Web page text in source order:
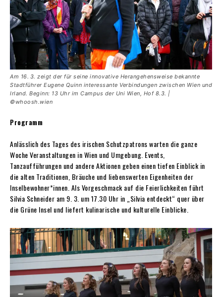
Am 16. 3. zeigt der für seine innovative Heran­gehensweise bekannte
Stadtführer Eugene Quinn interessante Verbindungen zwischen Wien und
Irland. Beginn: 13 Uhr im Campus der Uni Wien, Hof 8.3. |
©whoosh.wien
Programm
Anlässlich des Tages des irischen Schutzpatrons warten die ganze
Woche Veranstaltungen in Wien und Umgebung. Events,
Tanzaufführungen und andere Aktionen geben einen tiefen Einblick in
die alten Traditionen, Bräuche und liebenswerten Eigenheiten der
Inselbewohner*innen. Als Vorgeschmack auf die Feierlichkeiten führt
Silvia Schneider am 9. 3. um 17.30 Uhr in „Silvia entdeckt“ quer über
die Grüne Insel und liefert kulinarische und kulturelle Einblicke.